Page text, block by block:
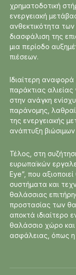
χρηματοδοτική
ενεργειακή
ανθεκτικότητα
διασφάλιση της
μια περίοδο
πιέσεων.
Ιδιαίτερη αναφορά
παράκτιας αλιείας
στην ανάγκη
παράνομης,
της ενεργειακής
ανάπτυξη
Τέλος, στη
ευρωπαϊκών
Eye”, που
συστήματα και
θαλάσσιας
προστασίας των
αποκτά ιδιαίτερο
θαλάσσιο χώρο
ασφάλειας, όπως